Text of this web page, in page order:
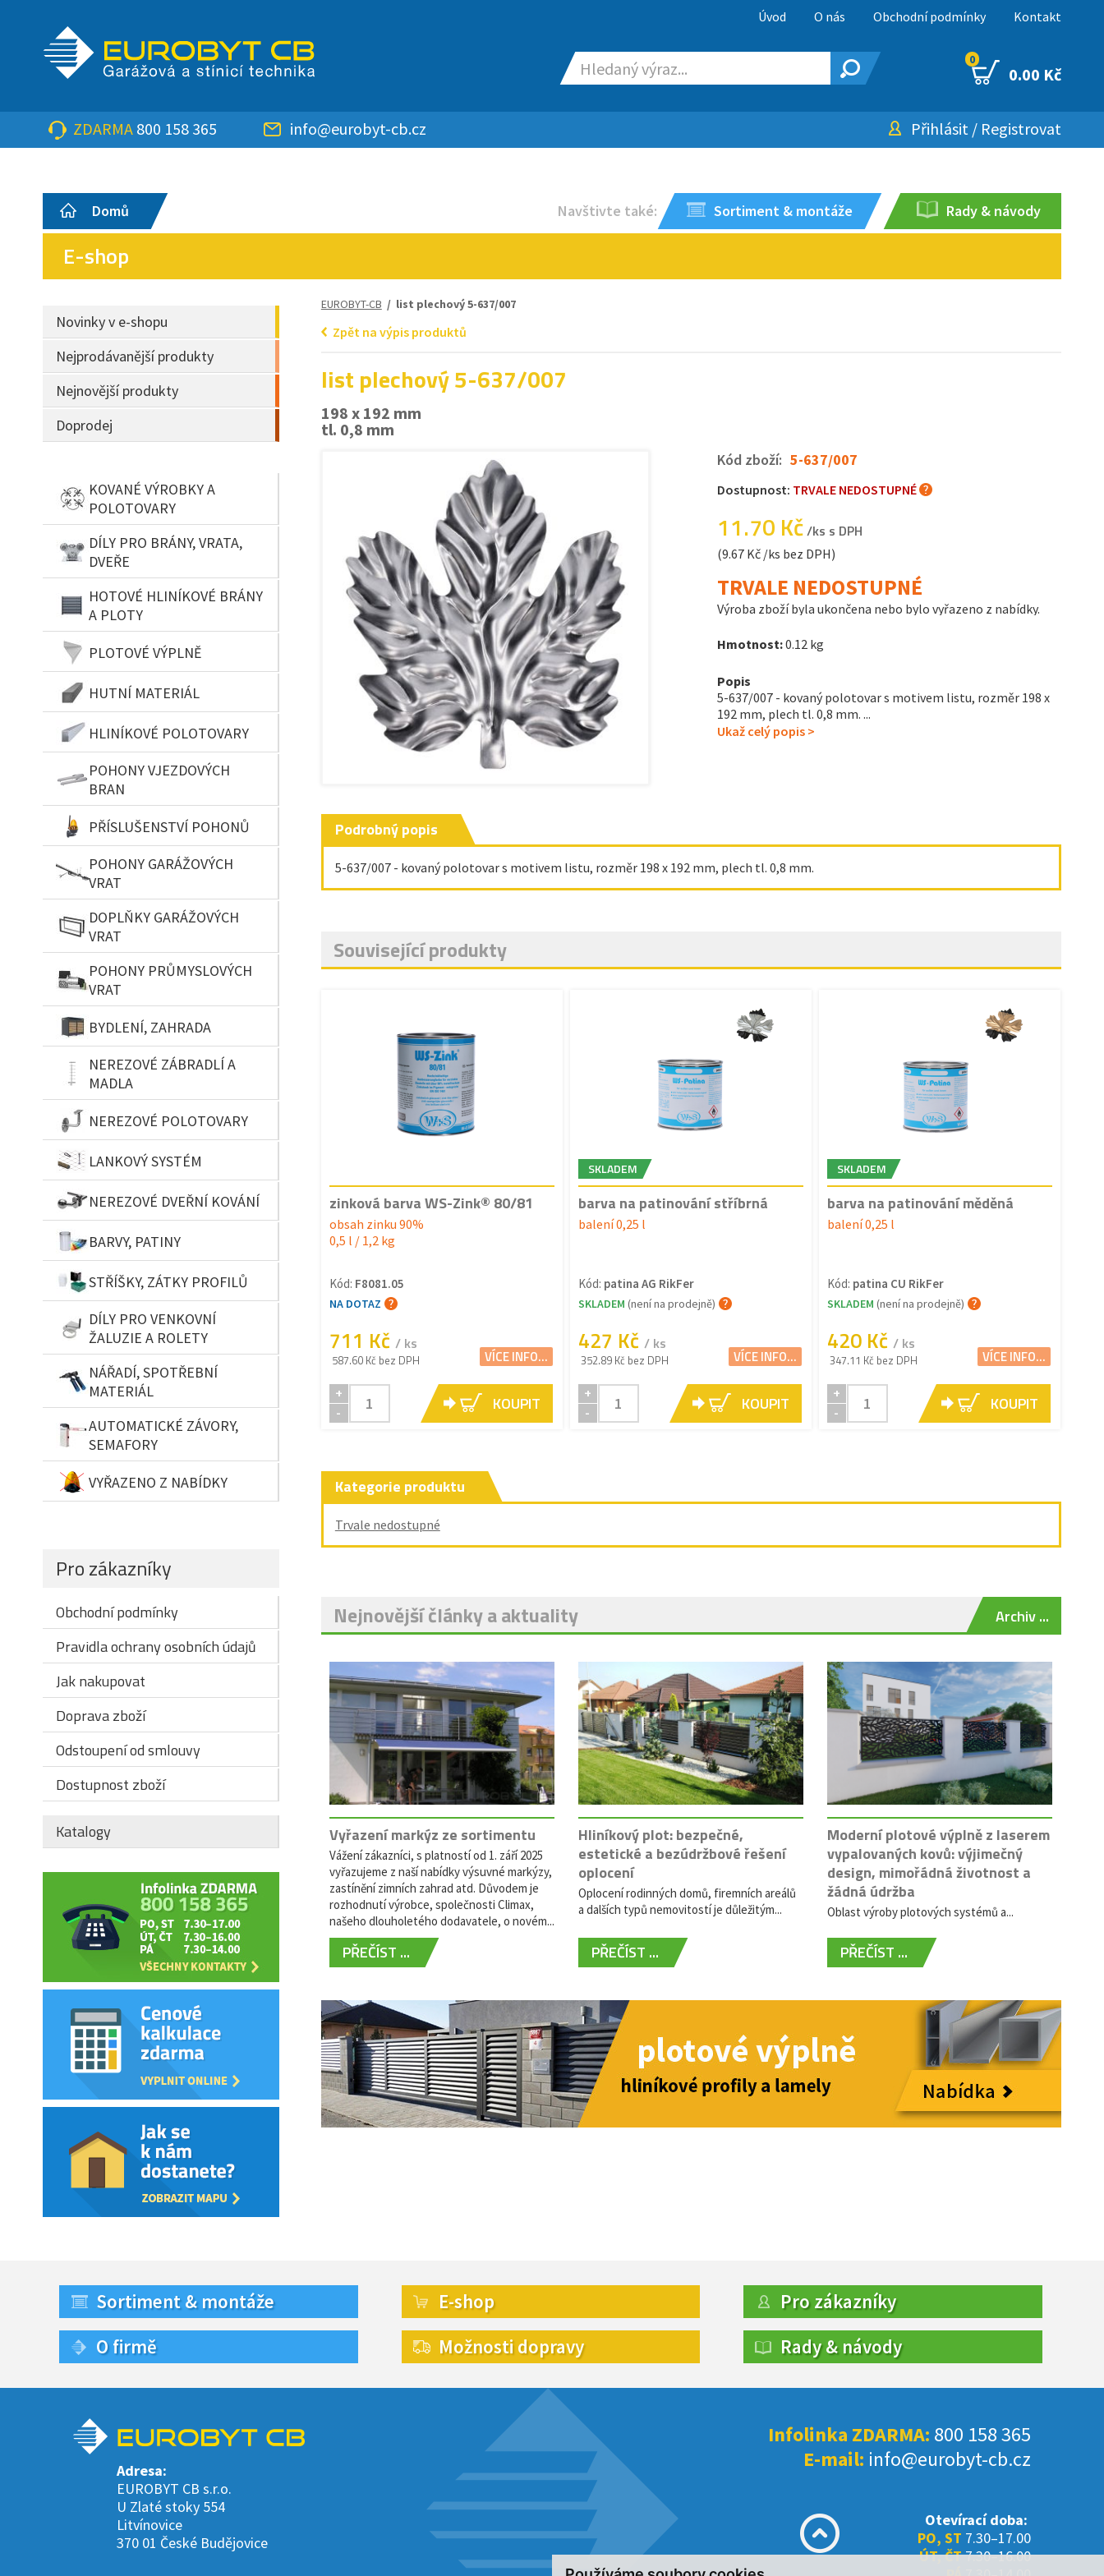
Úvod O nás Obchodní podmínky Kontakt
0
0.00 Kč
ZDARMA 800 158 365 info@eurobyt-cb.cz Přihlásit / Registrovat
Domů Navštivte také: Sortiment & montáže Rady & návody
E-shop
Novinky v e-shopu
Nejprodávanější produkty
Nejnovější produkty
Doprodej
KOVANÉ VÝROBKY A
POLOTOVARY
DÍLY PRO BRÁNY, VRATA,
DVEŘE
HOTOVÉ HLINÍKOVÉ BRÁNY
A PLOTY
PLOTOVÉ VÝPLNĚ
HUTNÍ MATERIÁL
HLINÍKOVÉ POLOTOVARY
POHONY VJEZDOVÝCH
BRAN
PŘÍSLUŠENSTVÍ POHONŮ
POHONY GARÁŽOVÝCH
VRAT
DOPLŇKY GARÁŽOVÝCH
VRAT
POHONY PRŮMYSLOVÝCH
VRAT
BYDLENÍ, ZAHRADA
NEREZOVÉ ZÁBRADLÍ A
MADLA
NEREZOVÉ POLOTOVARY
LANKOVÝ SYSTÉM
NEREZOVÉ DVEŘNÍ KOVÁNÍ
BARVY, PATINY
STŘÍŠKY, ZÁTKY PROFILŮ
DÍLY PRO VENKOVNÍ
ŽALUZIE A ROLETY
NÁŘADÍ, SPOTŘEBNÍ
MATERIÁL
AUTOMATICKÉ ZÁVORY,
SEMAFORY
VYŘAZENO Z NABÍDKY
Pro zákazníky
Obchodní podmínky
Pravidla ochrany osobních údajů
Jak nakupovat
Doprava zboží
Odstoupení od smlouvy
Dostupnost zboží
Katalogy
EUROBYT-CB / list plechový 5-637/007
Zpět na výpis produktů
list plechový 5-637/007
198 x 192 mm
tl. 0,8 mm
Kód zboží: 5-637/007
Dostupnost: TRVALE NEDOSTUPNÉ
11.70 Kč/ks s DPH
(9.67 Kč /ks bez DPH)
TRVALE NEDOSTUPNÉ
Výroba zboží byla ukončena nebo bylo vyřazeno z nabídky.
Hmotnost:0.12 kg
Popis
5-637/007 - kovaný polotovar s motivem listu, rozměr 198 x
192 mm, plech tl. 0,8 mm. ...
Ukaž celý popis >
Podrobný popis
5-637/007 - kovaný polotovar s motivem listu, rozměr 198 x 192 mm, plech tl. 0,8 mm.
Související produkty
zinková barva WS-Zink® 80/81
obsah zinku 90%
0,5 l / 1,2 kg
Kód: F8081.05
NA DOTAZ
711 Kč / ks
587.60 Kč bez DPH VÍCE INFO...
+
-
KOUPIT
SKLADEM
barva na patinování stříbrná
balení 0,25 l
Kód: patina AG RikFer
SKLADEM (není na prodejně)
427 Kč / ks
352.89 Kč bez DPH VÍCE INFO...
+
-
KOUPIT
SKLADEM
barva na patinování měděná
balení 0,25 l
Kód: patina CU RikFer
SKLADEM (není na prodejně)
420 Kč / ks
347.11 Kč bez DPH VÍCE INFO...
+
-
KOUPIT
Kategorie produktu
Trvale nedostupné
Nejnovější články a aktuality
Vyřazení markýz ze sortimentu
Vážení zákazníci, s platností od 1. září 2025
vyřazujeme z naší nabídky výsuvné markýzy,
zastínění zimních zahrad atd. Důvodem je
rozhodnutí výrobce, společnosti Climax,
našeho dlouholetého dodavatele, o novém...
PŘEČÍST ...
Hliníkový plot: bezpečné,
estetické a bezúdržbové řešení
oplocení
Oplocení rodinných domů, firemních areálů
a dalších typů nemovitostí je důležitým...
PŘEČÍST ...
Moderní plotové výplně z laserem
vypalovaných kovů: výjimečný
design, mimořádná životnost a
žádná údržba
Oblast výroby plotových systémů a...
PŘEČÍST ...
Archiv ...
Sortiment & montáže
O firmě
E-shop
Možnosti dopravy
Pro zákazníky
Rady & návody
Adresa:
EUROBYT CB s.r.o.
U Zlaté stoky 554
Litvínovice
370 01 České Budějovice
Infolinka ZDARMA: 800 158 365
E-mail: info@eurobyt-cb.cz
Otevírací doba:
PO, ST 7.30–17.00
ÚT, ČT7.30–16.00